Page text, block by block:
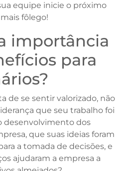
equipe inicie o próximo
fôlego!
importância
para
de se sentir valorizado, não
que seu trabalho foi
desenvolvimento dos
que suas ideias foram
a tomada de decisões, e
ajudaram a empresa a